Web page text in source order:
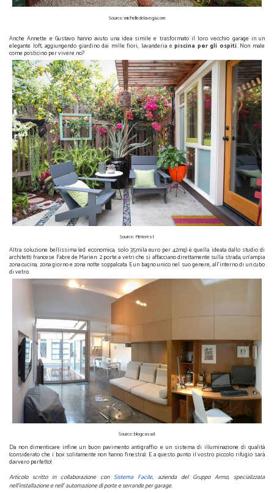
Source: michelledelavega.com
Anche Annette e Gustavo hanno avuto una idea simile e trasformato il loro vecchio garage in un
elegante loft, aggiungendo giardino dai mille fiori, lavanderia episcina per gli ospiti. Non male
come posticino per vivere no?
Source: Pinterest
Altra soluzione bellissima (ed economica, solo 35mila euro per 42mq) è quella ideata dallo studio di
architetti francese Fabre de Marien:2 porte a vetri che si affacciano direttamente sulla strada, un’ampia
zona cucina, zona giorno e zona notte soppalcata. E un bagno unico nel suo genere, all'interno di un cubo
di vetro.
Source: blogcasa.it
Da non dimenticare infine un buon pavimento antigraffio e un sistema di illuminazione di qualità
(considerato che i box solitamente non hanno finestra). E a questo punto il vostro piccolo rifugio sarà
davvero perfetto!
Articolo scritto in collaborazione con Sistema Facile, azienda del Gruppo Armo, specializzata
nell’installazione e nell’ automazione di porte e serrande per garage.